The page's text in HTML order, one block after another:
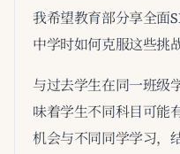
我希望教育部分享全面
中学时如何克服这些挑战
与过去学生在同一班级
味着学生不同科目可能
机会与不同同学学习，